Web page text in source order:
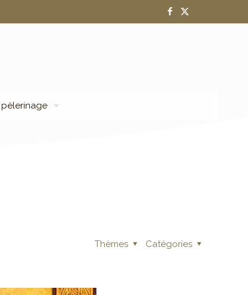
pèlerinage
Catégories
Thèmes